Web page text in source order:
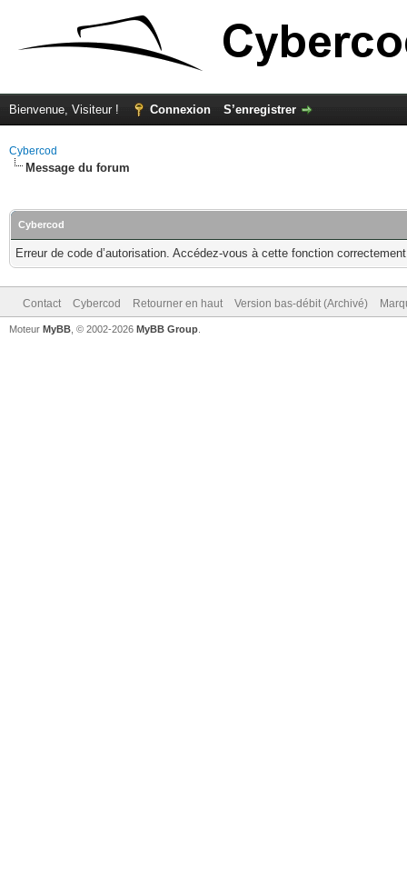
Bienvenue, Visiteur ! Connexion S’enregistrer
Cybercod
Message du forum
Cybercod
Erreur de code d’autorisation. Accédez-vous à cette fonction
Contact Cybercod Retourner en haut Version bas-débit (Archivé)
Moteur MyBB , © 2002-2026 MyBB Group